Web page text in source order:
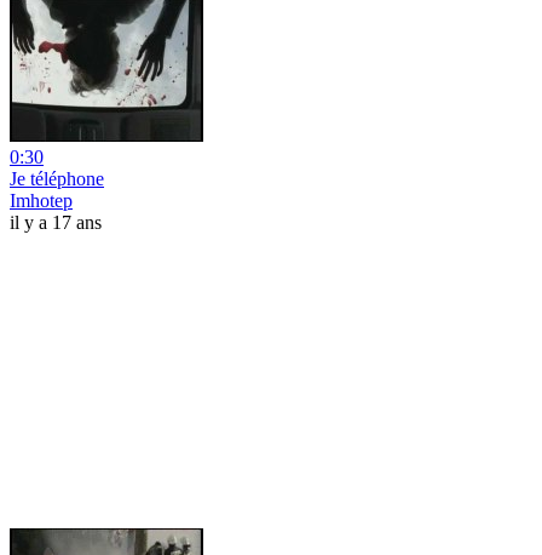
0:30
Je téléphone
Imhotep
il y a 17 ans